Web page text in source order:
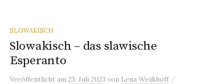
SLOWAKISCH
Slowakisch – das slawische
Esperanto
Veröffentlicht am 23. Juli 2023 von Lena Weißhoff /